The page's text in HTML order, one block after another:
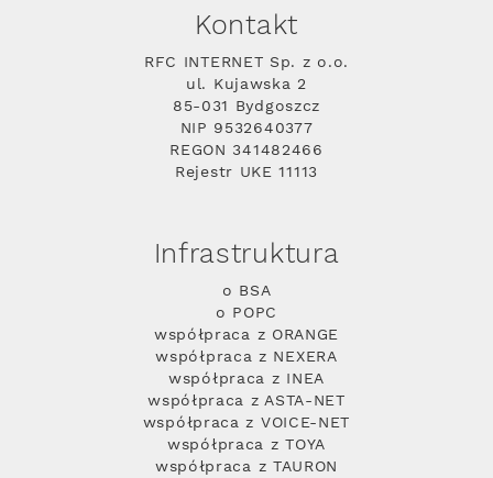
Kontakt
RFC INTERNET Sp. z o.o.
ul. Kujawska 2
85-031 Bydgoszcz
NIP 9532640377
REGON 341482466
Rejestr UKE 11113
Infrastruktura
o BSA
o POPC
współpraca z ORANGE
współpraca z NEXERA
współpraca z INEA
współpraca z ASTA-NET
współpraca z VOICE-NET
współpraca z TOYA
współpraca z TAURON